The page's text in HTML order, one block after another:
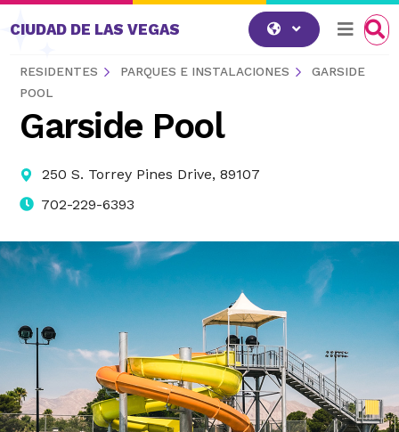
Saltar al contenido
CIUDAD DE LAS VEGAS
RESIDENTES PARQUES E INSTALACIONES
GARSIDE
POOL
Garside Pool
250 S. Torrey Pines Drive, 89107
702-229-6393